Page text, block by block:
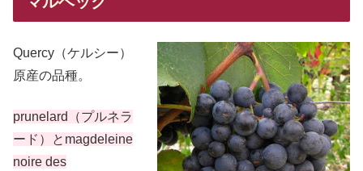
Quercy（ケルシー）
原産の品種。
prunelard（プルネラ
ード）とmagdeleine
noire des